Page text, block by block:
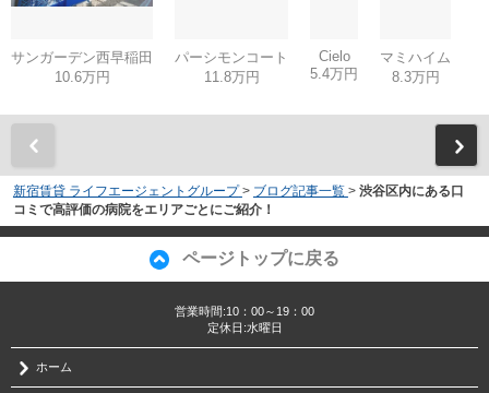
サンガーデン西早稲田
10.6万円
パーシモンコート
11.8万円
Cielo
5.4万円
マミハイム
8.3万円
新宿賃貸 ライフエージェントグループ > ブログ記事一覧 > 渋谷区内にある口
コミで高評価の病院をエリアごとにご紹介！
ページトップに戻る
営業時間:10：00～19：00
定休日:水曜日
ホーム